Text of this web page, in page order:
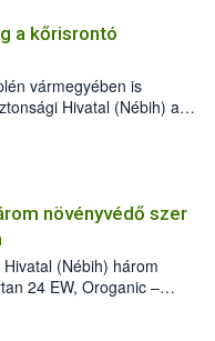
a kőrisrontó
vármegyében is
Hivatal (Nébih) a
jelenlétét. A
meg, de már fertőzött
a szlovák
megállítása érdekében.
növényvédő szer
(Nébih) három
24 EW, Oroganic –
a szüretet követően,
stádiumáig